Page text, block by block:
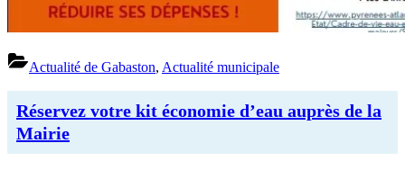
Actualité de Gabaston, Actualité municipale
Réservez votre kit économie d’eau auprès de la
Mairie